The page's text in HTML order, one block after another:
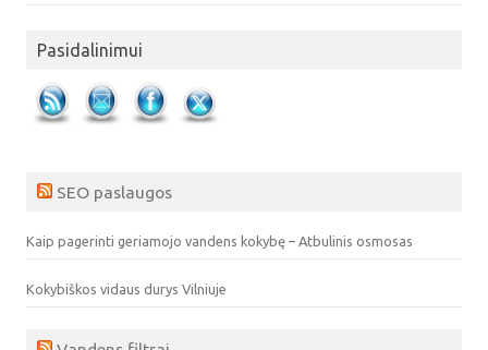
Pasidalinimui
SEO paslaugos
Kaip pagerinti geriamojo vandens kokybę – Atbulinis osmosas
Kokybiškos vidaus durys Vilniuje